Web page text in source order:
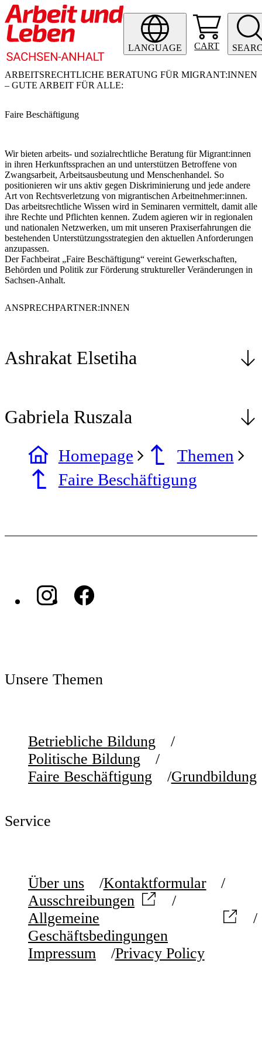
LANGUAGE CART
ARBEITSRECHTLICHE BERATUNG FÜR MIGRANT:INNEN
– GUTE ARBEIT FÜR ALLE:
Faire Beschäftigung
Wir bieten arbeits- und sozialrechtliche Beratung für Migrant:innen
in ihren Herkunftssprachen an und unterstützen Betroffene von
Zwangsarbeit, Arbeitsausbeutung und Menschenhandel. So
positionieren wir uns aktiv gegen Diskriminierung und jede andere
Art von Rechtsverletzung von migrantischen Arbeitnehmer:innen.
Das arbeitsrechtliche Wissen wird in Seminaren vermittelt, damit alle
ihre Rechte und Pflichten kennen. Zudem agieren wir in regionalen
und nationalen Netzwerken, um mit unseren Praxiserfahrungen die
bestehenden Unterstützungsstrategien den aktuellen Anforderungen
anzupassen.
Der Fachbeirat „Faire Beschäftigung“ vereint Gewerkschaften,
Behörden und Politik zur Förderung struktureller Veränderungen in
Sachsen-Anhalt.
ANSPRECHPARTNER:INNEN
Ashrakat Elsetiha
Gabriela Ruszala
Homepage
Themen
Faire Beschäftigung
Unsere Themen
Betriebliche Bildung
Politische Bildung
Faire Beschäftigung
Grundbildung
Service
Über uns
Kontaktformular
Ausschreibungen
Allgemeine
Geschäftsbedingungen
Impressum
Privacy Policy